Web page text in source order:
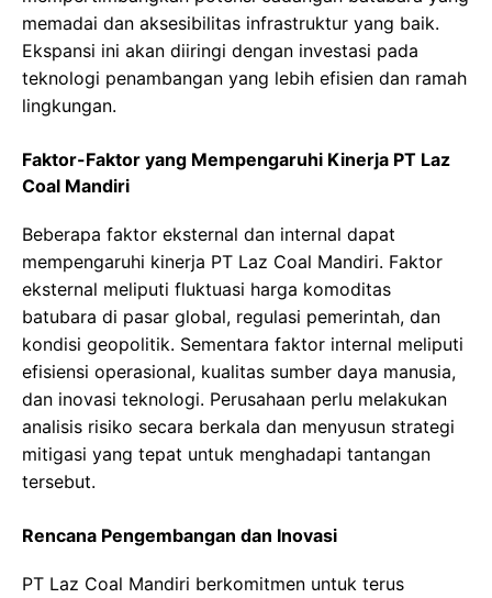
memadai dan aksesibilitas infrastruktur yang baik.
Ekspansi ini akan diiringi dengan investasi pada
teknologi penambangan yang lebih efisien dan ramah
lingkungan.
Faktor-Faktor yang Mempengaruhi Kinerja PT Laz
Coal Mandiri
Beberapa faktor eksternal dan internal dapat
mempengaruhi kinerja PT Laz Coal Mandiri. Faktor
eksternal meliputi fluktuasi harga komoditas
batubara di pasar global, regulasi pemerintah, dan
kondisi geopolitik. Sementara faktor internal meliputi
efisiensi operasional, kualitas sumber daya manusia,
dan inovasi teknologi. Perusahaan perlu melakukan
analisis risiko secara berkala dan menyusun strategi
mitigasi yang tepat untuk menghadapi tantangan
tersebut.
Rencana Pengembangan dan Inovasi
PT Laz Coal Mandiri berkomitmen untuk terus